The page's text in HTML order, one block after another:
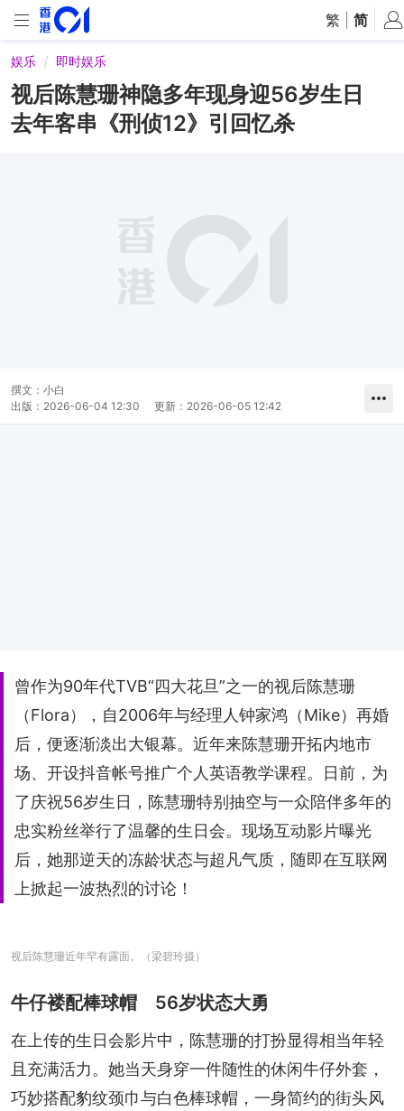
繁 简
娱乐 即时娱乐
视后陈慧珊神隐多年现身迎56岁生日
去年客串《刑侦12》引回忆杀
撰文： 小白
出版： 2026-06-04 12:30 更新： 2026-06-05 12:42
曾作为90年代TVB“四大花旦”之一的视后陈慧珊
（Flora），自2006年与经理人钟家鸿（Mike）再婚
后，便逐渐淡出大银幕。近年来陈慧珊开拓内地市
场、开设抖音帐号推广个人英语教学课程。日前，为
了庆祝56岁生日，陈慧珊特别抽空与一众陪伴多年的
忠实粉丝举行了温馨的生日会。现场互动影片曝光
后，她那逆天的冻龄状态与超凡气质，随即在互联网
上掀起一波热烈的讨论！
视后陈慧珊近年罕有露面。（梁碧玲摄）
牛仔褛配棒球帽 56岁状态大勇
在上传的生日会影片中，陈慧珊的打扮显得相当年轻
且充满活力。她当天身穿一件随性的休闲牛仔外套，
巧妙搭配豹纹颈巾与白色棒球帽，一身简约的街头风